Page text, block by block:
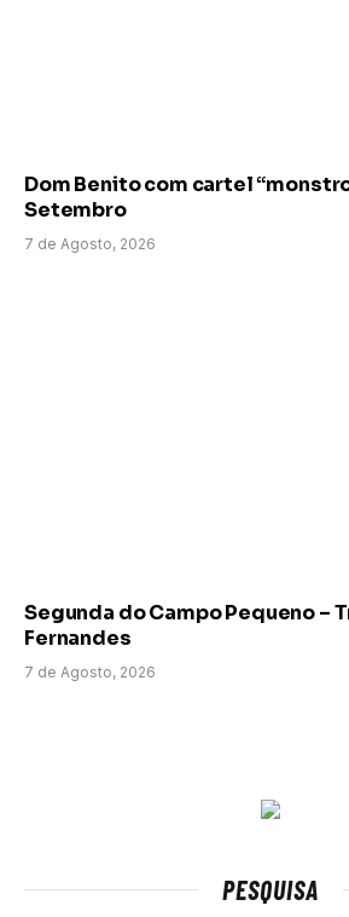
Dom Benito com cartel
Setembro
7 de Agosto, 2026
Segunda do Campo Pequeno –
Fernandes
7 de Agosto, 2026
PESQUISA